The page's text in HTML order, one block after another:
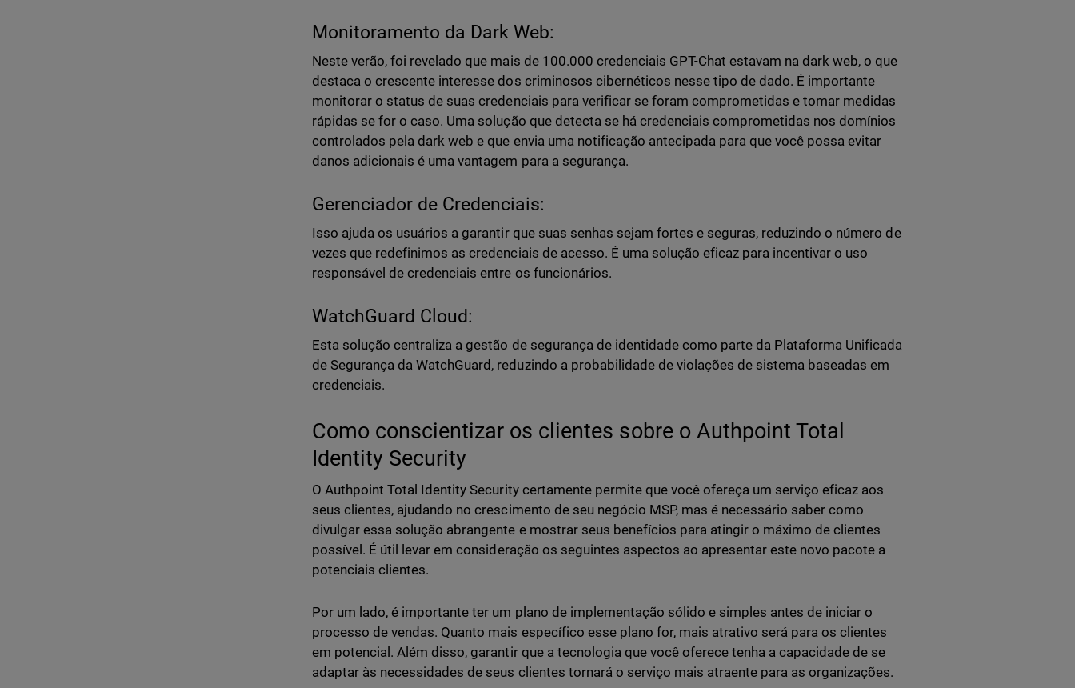
Monitoramento da Dark Web:
Neste verão, foi revelado que mais de 100.000 credenciais GPT-Chat estavam na dark web, o que
destaca o crescente interesse dos criminosos cibernéticos nesse tipo de dado. É importante
monitorar o status de suas credenciais para verificar se foram comprometidas e tomar medidas
rápidas se for o caso. Uma solução que detecta se há credenciais comprometidas nos domínios
controlados pela dark web e que envia uma notificação antecipada para que você possa evitar
danos adicionais é uma vantagem para a segurança.
Gerenciador de Credenciais:
Isso ajuda os usuários a garantir que suas senhas sejam fortes e seguras, reduzindo o número de
vezes que redefinimos as credenciais de acesso. É uma solução eficaz para incentivar o uso
responsável de credenciais entre os funcionários.
WatchGuard Cloud:
Esta solução centraliza a gestão de segurança de identidade como parte da Plataforma Unificada
de Segurança da WatchGuard, reduzindo a probabilidade de violações de sistema baseadas em
credenciais.
Como conscientizar os clientes sobre o Authpoint Total
Identity Security
O Authpoint Total Identity Security certamente permite que você ofereça um serviço eficaz aos
seus clientes, ajudando no crescimento de seu negócio MSP, mas é necessário saber como
divulgar essa solução abrangente e mostrar seus benefícios para atingir o máximo de clientes
possível. É útil levar em consideração os seguintes aspectos ao apresentar este novo pacote a
potenciais clientes.
Por um lado, é importante ter um plano de implementação sólido e simples antes de iniciar o
processo de vendas. Quanto mais específico esse plano for, mais atrativo será para os clientes
em potencial. Além disso, garantir que a tecnologia que você oferece tenha a capacidade de se
adaptar às necessidades de seus clientes tornará o serviço mais atraente para as organizações.